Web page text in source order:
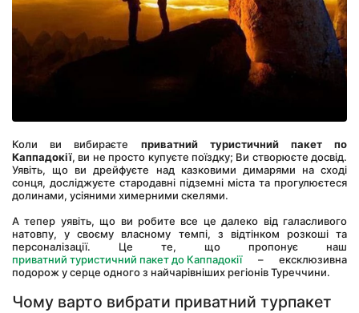
Коли ви вибираєте приватний туристичний пакет по
Каппадокії, ви не просто купуєте поїздку; Ви створюєте досвід.
Уявіть, що ви дрейфуєте над казковими димарями на сході
сонця, досліджуєте стародавні підземні міста та прогулюєтеся
долинами, усіяними химерними скелями.
А тепер уявіть, що ви робите все це далеко від галасливого
натовпу, у своєму власному темпі, з відтінком розкоші та
персоналізації. Це те, що пропонує наш
приватний туристичний пакет до Каппадокії – ексклюзивна
подорож у серце одного з найчарівніших регіонів Туреччини.
Чому варто вибрати приватний турпакет